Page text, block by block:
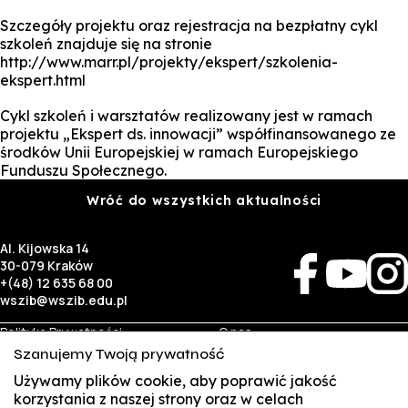
Szczegóły projektu oraz rejestracja na bezpłatny cykl
szkoleń znajduje się na stronie
http://www.marr.pl/projekty/ekspert/szkolenia-
ekspert.html
Cykl szkoleń i warsztatów realizowany jest w ramach
projektu „Ekspert ds. innowacji” współfinansowanego ze
środków Unii Europejskiej w ramach Europejskiego
Funduszu Społecznego.
Wróć do wszystkich aktualności
Al. Kijowska 14
30-079 Kraków
+(48) 12 635 68 00
wszib@wszib.edu.pl
Polityka Prywatności
RODO
Identyfikacja wizualna
O nas
Rekrutacja
Studia
Kontakt
Szanujemy Twoją prywatność
Używamy plików cookie, aby poprawić jakość
korzystania z naszej strony oraz w celach